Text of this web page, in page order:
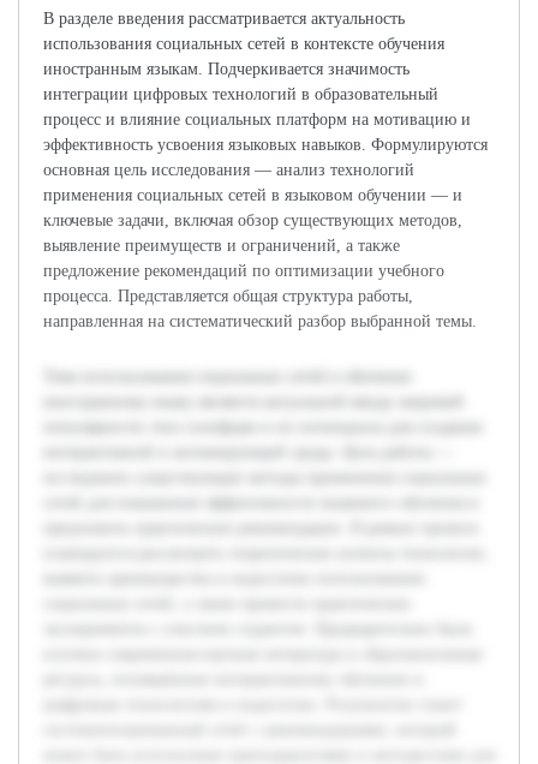
В разделе введения рассматривается актуальность
использования социальных сетей в контексте обучения
иностранным языкам. Подчеркивается значимость
интеграции цифровых технологий в образовательный
процесс и влияние социальных платформ на мотивацию и
эффективность усвоения языковых навыков. Формулируются
основная цель исследования — анализ технологий
применения социальных сетей в языковом обучении — и
ключевые задачи, включая обзор существующих методов,
выявление преимуществ и ограничений, а также
предложение рекомендаций по оптимизации учебного
процесса. Представляется общая структура работы,
направленная на систематический разбор выбранной темы.